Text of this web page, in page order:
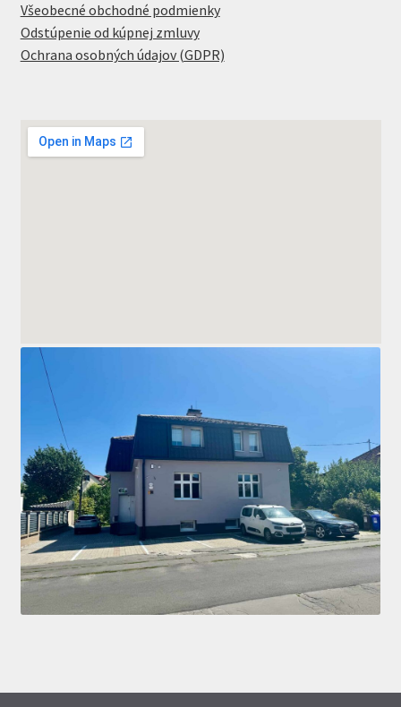
Všeobecné obchodné podmienky
Odstúpenie od kúpnej zmluvy
Ochrana osobných údajov (GDPR)